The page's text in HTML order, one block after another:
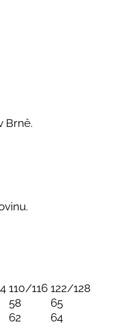
Brně.
110/116 122/128
58
65
62
64